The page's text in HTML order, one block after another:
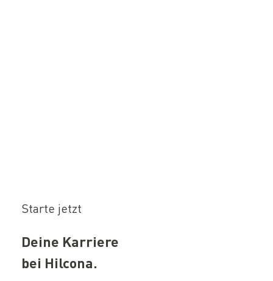
Starte jetzt
Deine Karriere
bei Hilcona.